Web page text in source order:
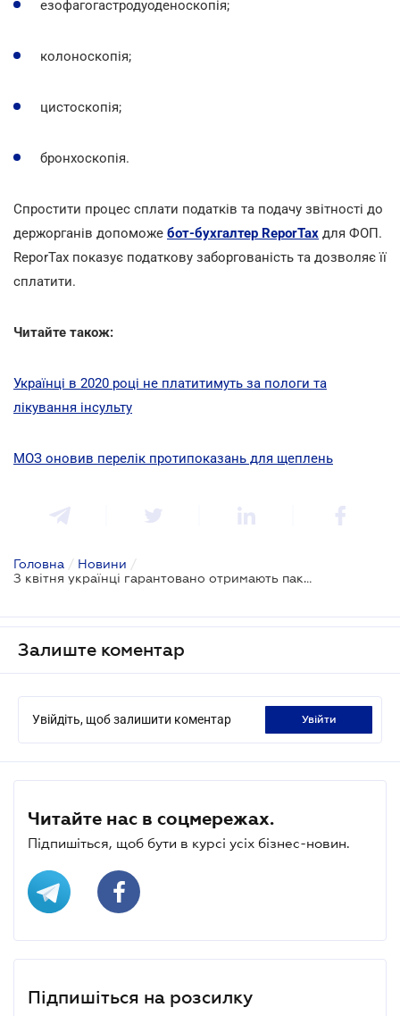
езофагогастродуоденоскопія;
колоноскопія;
цистоскопія;
бронхоскопія.
Спростити процес сплати податків та подачу звітності до
держорганів допоможе бот-бухгалтер ReporTax для ФОП.
ReporTax показує податкову заборгованість та дозволяє її
cплатити.
Читайте також:
Українці в 2020 році не платитимуть за пологи та
лікування інсульту
МОЗ оновив перелік протипоказань для щеплень
Головна / Новини /
З квітня українці гарантовано отримають пакет безоплатних медичних послуг
Залиште коментар
Увійдіть, щоб залишити коментар увійти
Читайте нас в соцмережах.
Підпишіться, щоб бути в курсі усіх бізнес-новин.
Підпишіться на розсилку